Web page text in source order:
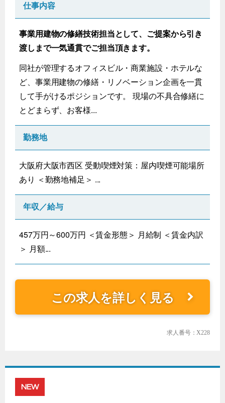
仕事内容
事業用建物の修繕技術担当として、ご提案から引き
渡しまで一気通貫でご担当頂きます。
同社が管理するオフィスビル・商業施設・ホテルな
ど、事業用建物の修繕・リノベーション企画を一貫
して手がけるポジションです。 現場の不具合修繕に
とどまらず、お客様...
勤務地
大阪府大阪市西区 受動喫煙対策：屋内喫煙可能場所
あり ＜勤務地補足＞ ...
年収／給与
457万円～600万円 ＜賃金形態＞ 月給制 ＜賃金内訳
＞ 月額...
この求人を詳しく見る
求人番号：X228
NEW